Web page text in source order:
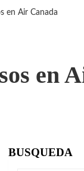
en Air Canada
en
BUSQUEDA